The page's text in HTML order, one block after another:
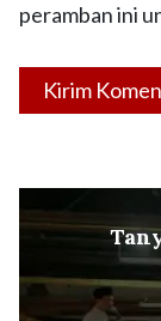
peramban ini